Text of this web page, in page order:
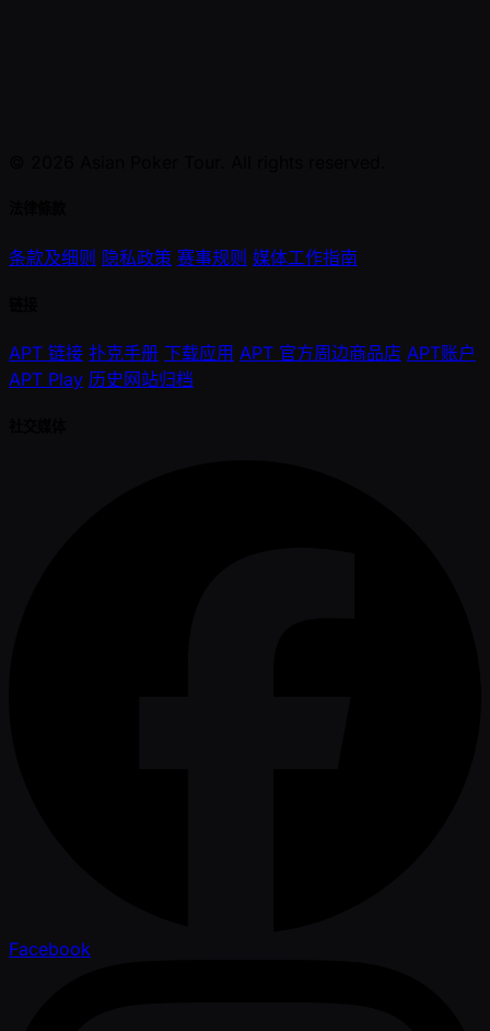
条款及细则 隐私政策 赛事规则 媒体工作指南
APT 链接 扑克手册 下载应用 APT 官方周边商品店 APT账户
APT Play 历史网站归档
Facebook